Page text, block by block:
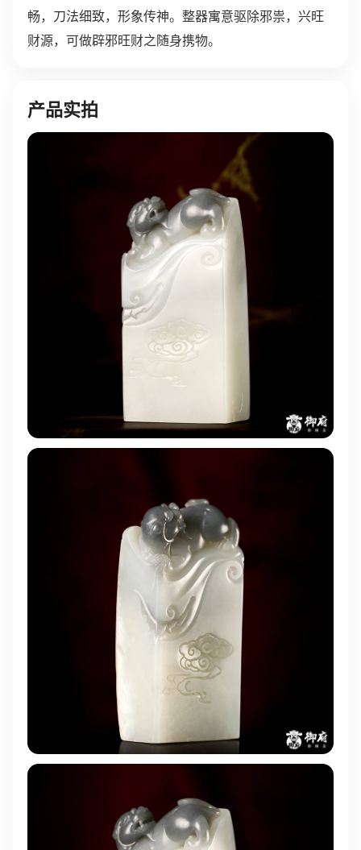
畅，刀法细致，形象传神。整器寓意驱除邪祟，兴旺
财源，可做辟邪旺财之随身携物。
产品实拍